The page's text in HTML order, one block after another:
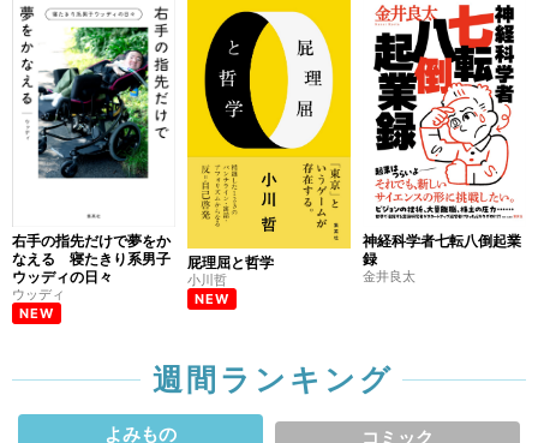
右手の指先だけで夢をか
なえる 寝たきり系男子
ウッディの日々
ウッディ
NEW
屁理屈と哲学
小川哲
NEW
神経科学者七転八倒起業
録
金井良太
週間ランキング
よみもの コミック